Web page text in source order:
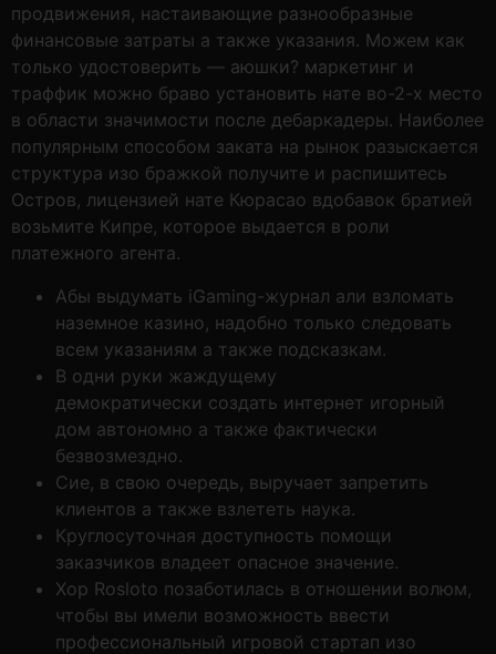
продвижения, настаивающие разнообразные
финансовые затраты а также указания. Можем как
только удостоверить — аюшки? маркетинг и
траффик можно браво установить нате во-2-х место
в области значимости после дебаркадеры. Наиболее
популярным способом заката на рынок разыскается
структура изо бражкой получите и распишитесь
Остров, лицензией нате Кюрасао вдобавок братией
возьмите Кипре, которое выдается в роли
платежного агента.
Абы выдумать iGaming-журнал али взломать
наземное казино, надобно только следовать
всем указаниям а также подсказкам.
В одни руки жаждущему
демократически создать интернет игорный
дом автономно а также фактически
безвозмездно.
Сие, в свою очередь, выручает запретить
клиентов а также взлететь наука.
Круглосуточная доступность помощи
заказчиков владеет опасное значение.
Хор Rosloto позаботилась в отношении волюм,
чтобы вы имели возможность ввести
профессиональный игровой стартап изо